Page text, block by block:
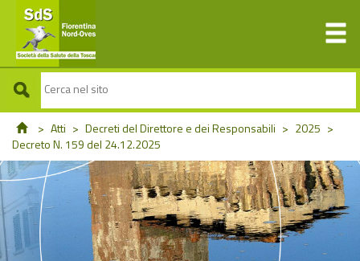
> Atti > Decreti del Direttore e dei Responsabili > 2025 >
Decreto N. 159 del 24.12.2025